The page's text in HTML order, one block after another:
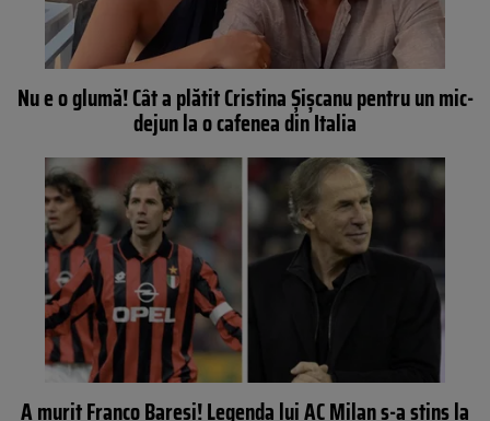
Nu e o glumă! Cât a plătit Cristina Șișcanu pentru un mic-
dejun la o cafenea din Italia
A murit Franco Baresi! Legenda lui AC Milan s-a stins la